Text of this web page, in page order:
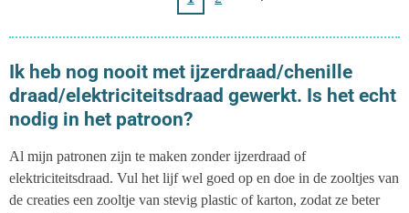
Ik heb nog nooit met ijzerdraad/chenille
draad/elektriciteitsdraad gewerkt. Is het echt
nodig in het patroon?
Al mijn patronen zijn te maken zonder ijzerdraad of
elektriciteitsdraad. Vul het lijf wel goed op en doe in de zooltjes van
de creaties een zooltje van stevig plastic of karton, zodat ze beter